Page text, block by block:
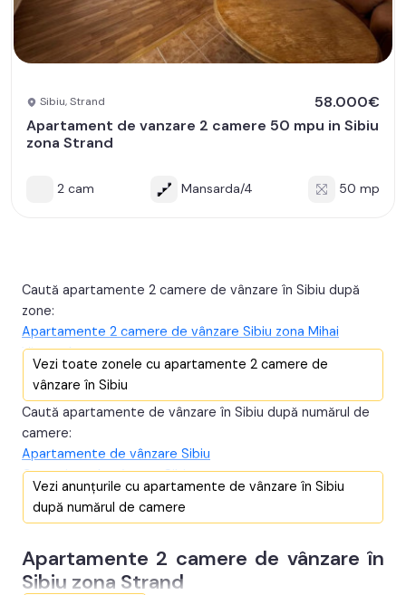
Sibiu, Strand
58.000€
Apartament de vanzare 2 camere 50 mpu in Sibiu
zona Strand
2 cam Mansarda/4 50 mp
Caută apartamente 2 camere de vânzare în Sibiu după
zone:
Apartamente 2 camere de vânzare Sibiu zona Mihai
Viteazul
Apartamente 2 camere de vânzare Sibiu zona Doamna
Stanca
Apartamente 2 camere de vânzare Sibiu zona Calea
Cisnadiei - Arhitectilor
Apartamente 2 camere de vânzare Sibiu zona Selimbar
Apartamente 2 camere de vânzare în Sibiu zona Rahovei
Apartamente 2 camere de vânzare în Sibiu zona Vasila
Aaron
Apartamente 2 camere de vânzare în Sibiu zona Centrul
Istoric
Vezi toate zonele cu apartamente 2 camere de
vânzare în Sibiu
Caută apartamente de vânzare în Sibiu după numărul de
camere:
Apartamente de vânzare Sibiu
Garsoniere de vânzare Sibiu
Apartamente 3 camere de vânzare Sibiu
Apartamente 4 camere de vânzare Sibiu
Penthouse de vânzare Sibiu
Vezi anunțurile cu apartamente de vânzare în Sibiu
după numărul de camere
Apartamente 2 camere de vânzare în
Sibiu zona Strand